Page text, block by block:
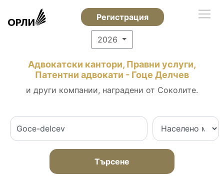
Регистрация
2026
Адвокатски кантори, Правни услуги,
Патентни адвокати - Гоце Делчев
и други компании, наградени от Соколите.
Търсене